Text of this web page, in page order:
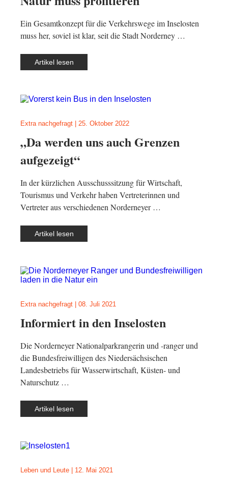
Ein Gesamtkonzept für die Verkehrswege im Inselosten
muss her, soviel ist klar, seit die Stadt Norderney …
Artikel lesen
Extra nachgefragt 25. Oktober 2022
„Da werden uns auch Grenzen
aufgezeigt“
In der kürzlichen Ausschusssitzung für Wirtschaft,
Tourismus und Verkehr haben Vertreterinnen und
Vertreter aus verschiedenen Norderneyer …
Artikel lesen
Extra nachgefragt 08. Juli 2021
Informiert in den Inselosten
Die Norderneyer Nationalparkrangerin und -ranger und
die Bundesfreiwilligen des Niedersächsischen
Landesbetriebs für Wasserwirtschaft, Küsten- und
Naturschutz …
Artikel lesen
Leben und Leute 12. Mai 2021